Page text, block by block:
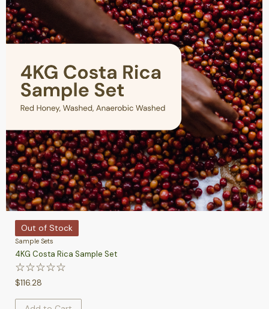
Out of Stock
Sample Sets
4KG Costa Rica Sample Set
☆☆☆☆☆
$116.28